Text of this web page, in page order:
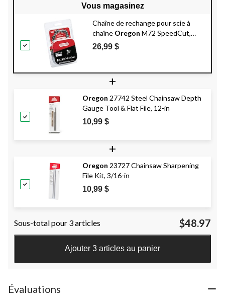
Vous magasinez
Chaîne de rechange pour scie à
chaîne Oregon M72 SpeedCut,
convient à diverses marques et
modèles, 18 po
26,99 $
+
Oregon 27742 Steel Chainsaw Depth
Gauge Tool & Flat File, 12-in
10,99 $
+
Oregon 23727 Chainsaw Sharpening
File Kit, 3/16-in
10,99 $
Sous-total pour 3 articles $48.97
Ajouter 3 articles au panier
Évaluations